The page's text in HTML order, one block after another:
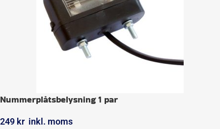
Nummerplåtsbelysning 1 par
249 kr inkl. moms